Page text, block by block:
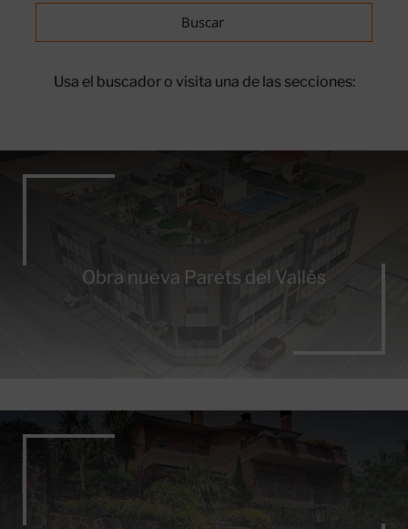
Usa el buscador o visita una de las secciones:
Obra nueva Parets del Vallès